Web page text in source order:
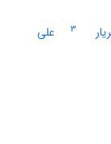
3
علی